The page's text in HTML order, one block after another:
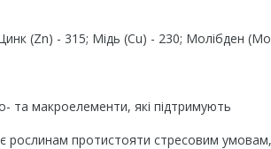
(Zn) - 315; Мідь (Cu) - 230; Молібден
та макроелементи, які підтримують
рослинам протистояти стресовим умовам,